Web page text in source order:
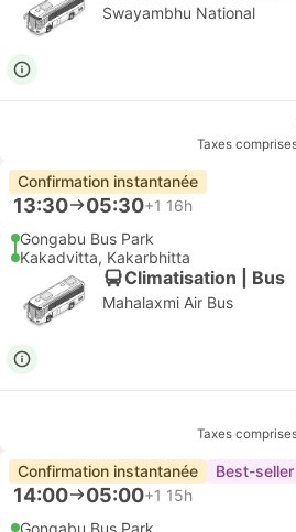
Swayambhu National
Taxes
Confirmation instantanée
13:30 05:30+1 16h
Gongabu Bus Park
Kakadvitta, Kakarbhitta
Climatisation | Bus
Mahalaxmi Air Bus
Taxes
Confirmation instantanée Best-seller
14:00 05:00+1 15h
Gongabu Bus Park